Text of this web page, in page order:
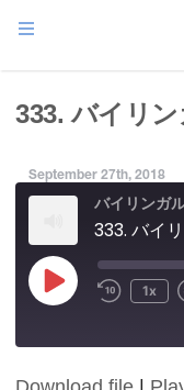
333. バイリ
September 27th, 2018
バイリンガ
333. バイ
Play
Episode
1x